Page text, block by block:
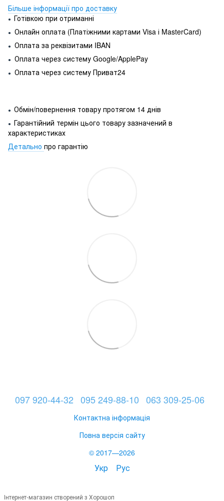
Більше інформації про доставку
● Готівкою при отриманні
● Онлайн оплата (Платіжними картами Visa і MasterCard)
● Оплата за реквізитами IBAN
● Оплата через систему Google/ApplePay
● Оплата через систему Приват24
● Обмін/повернення товару протягом 14 днів
● Гарантійний термін цього товару зазначений в
характеристиках
Детально про гарантію
097 920-44-32 095 249-88-10 063 309-25-06
Контактна інформація
Повна версія сайту
© 2017—2026
Укр Рус
Інтернет-магазин створений з Хорошоп